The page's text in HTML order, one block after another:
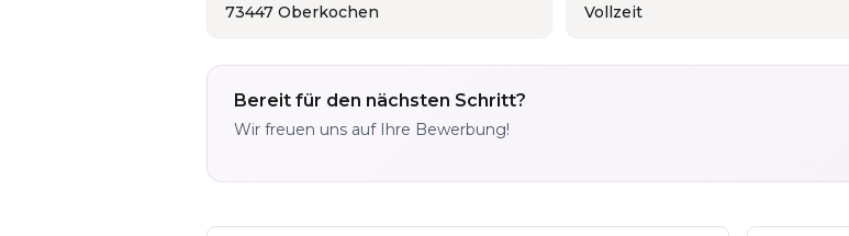
73447 Oberkochen Vollzeit
Bereit für den nächsten Schritt?
Wir freuen uns auf Ihre Bewerbung!